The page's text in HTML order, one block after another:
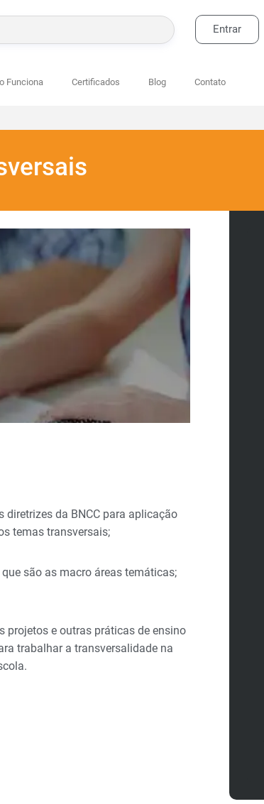
BUSCAR Entrar
Funciona Certificados Blog Contato
diretrizes da BNCC para aplicação
temas transversais;
que são as macro áreas temáticas;
projetos e outras práticas de ensino
trabalhar a transversalidade na